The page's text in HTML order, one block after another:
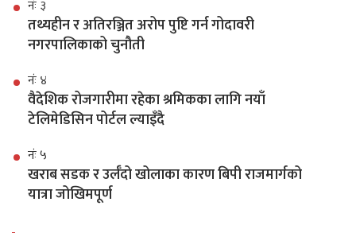
नंः ३
तथ्यहीन र अतिरञ्जित अरोप पुष्टि गर्न गोदावरी
नगरपालिकाको चुनौती
नंः ४
वैदेशिक रोजगारीमा रहेका श्रमिकका लागि नयाँ
टेलिमेडिसिन पोर्टल ल्याइँदै
नंः ५
खराब सडक र उर्लँदो खोलाका कारण बिपी राजमार्गको
यात्रा जोखिमपूर्ण